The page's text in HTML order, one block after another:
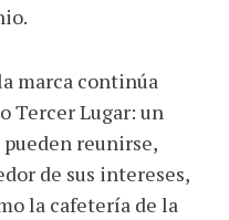
marca continúa
Tercer Lugar: un
pueden reunirse,
de sus intereses,
la cafetería de la